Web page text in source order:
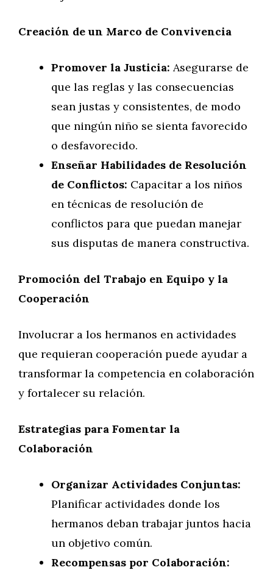
Creación de un Marco de Convivencia
Promover la Justicia: Asegurarse de
que las reglas y las consecuencias
sean justas y consistentes, de modo
que ningún niño se sienta favorecido
o desfavorecido.
Enseñar Habilidades de Resolución
de Conflictos: Capacitar a los niños
en técnicas de resolución de
conflictos para que puedan manejar
sus disputas de manera constructiva.
Promoción del Trabajo en Equipo y la
Cooperación
Involucrar a los hermanos en actividades
que requieran cooperación puede ayudar a
transformar la competencia en colaboración
y fortalecer su relación.
Estrategias para Fomentar la
Colaboración
Organizar Actividades Conjuntas:
Planificar actividades donde los
hermanos deban trabajar juntos hacia
un objetivo común.
Recompensas por Colaboración: